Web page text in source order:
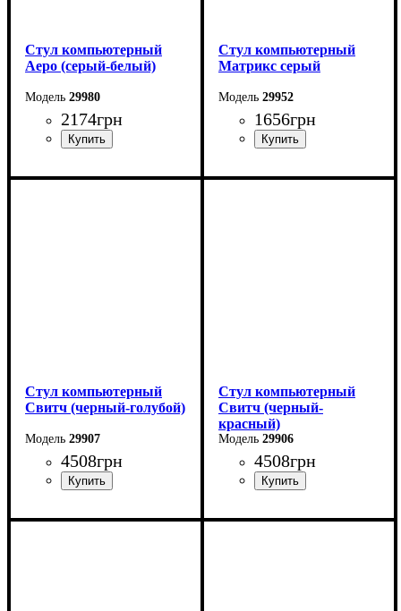
Стул компьютерный
Аеро (серый-белый)
29980
2174грн
Стул компьютерный
Матрикс серый
29952
1656грн
Стул компьютерный
Свитч (черный-голубой)
29907
4508грн
Стул компьютерный
Свитч (черный-
красный)
29906
4508грн